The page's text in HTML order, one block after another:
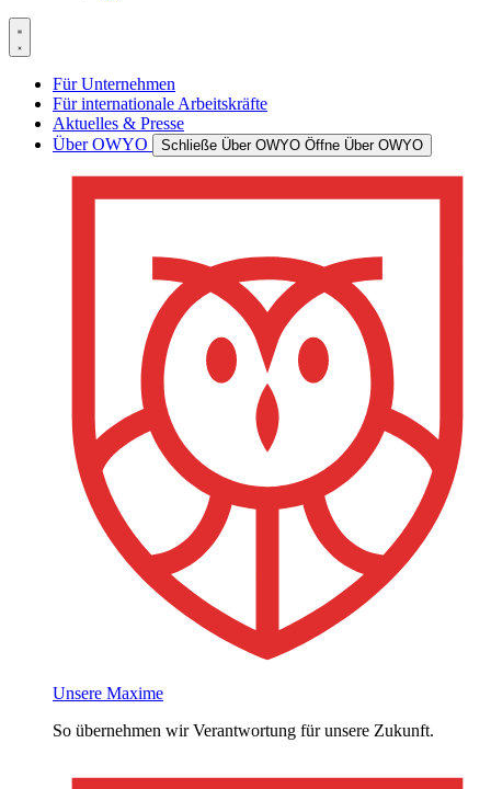
Für Unternehmen
Für internationale Arbeitskräfte
Aktuelles & Presse
Über OWYO
Schließe Über OWYO Öffne Über OWYO
Unsere Maxime
So übernehmen wir Verantwortung für unsere Zukunft.